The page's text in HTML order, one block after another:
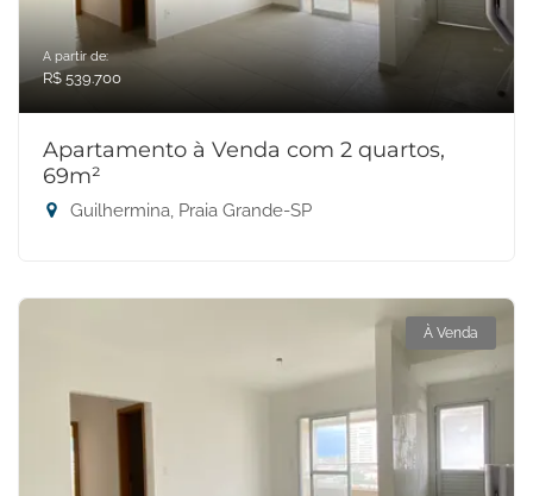
A partir de:
R$ 539.700
Apartamento à Venda com 2 quartos,
69m²
Guilhermina, Praia Grande-SP
À Venda